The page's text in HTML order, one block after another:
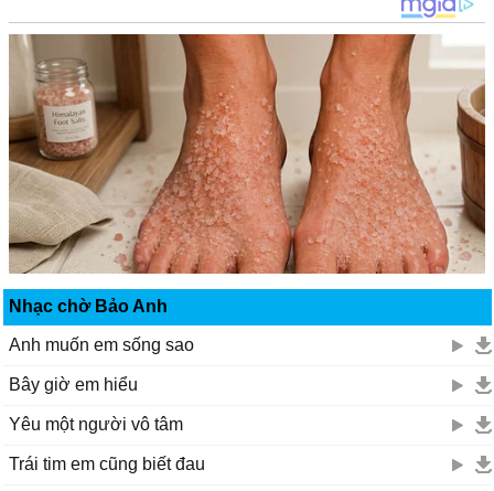
Nhạc chờ Bảo Anh
Anh muốn em sống sao
Bây giờ em hiểu
Yêu một người vô tâm
Trái tim em cũng biết đau